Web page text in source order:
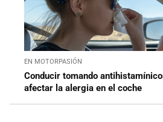
EN MOTORPASIÓN
Conducir tomando
afectar la alergia en el coche